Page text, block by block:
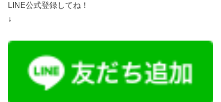
LINE公式登録してね！
↓